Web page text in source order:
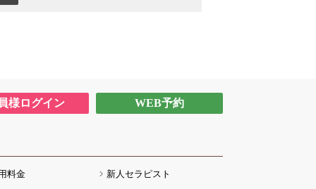
様ログイン WEB予約
料金 新人セラピスト